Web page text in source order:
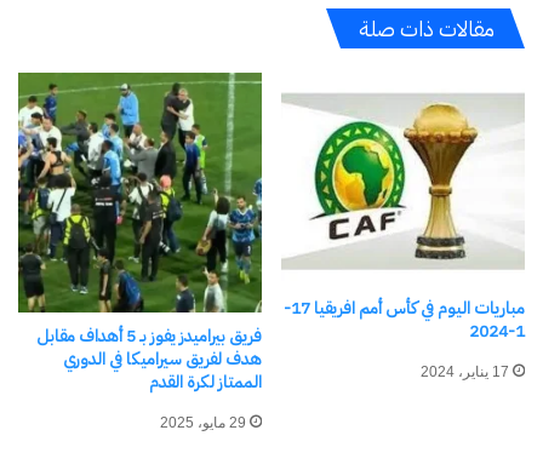
مصري جديد
2 يونيو، 2026
في "رياضة Sports"
الزمالك يفوز على فاركو
بهدفين في الدوري الممتاز
في "رياضة Sports"
منتخب سويسرا يفوز على
14 نوفمبر، 2025
مقالات ذات صلة
مباريات اليوم في كأس أمم افريقيا 17-
1-2024
17 يناير، 2024
فريق بيراميدز يفوز بـ 5 أهداف مقابل
هدف لفريق سيراميكا في الدوري
الممتاز لكرة القدم
29 مايو، 2025